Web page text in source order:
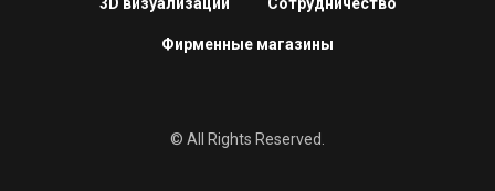
Фирменные магазины
© All Rights Reserved.